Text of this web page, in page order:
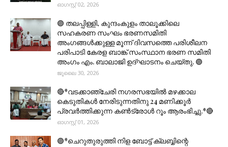
ഓഗസ്റ്റ് 02, 2026
🟣 തലപ്പിള്ളി, കുന്ദംകുളം താലൂക്കിലെ
സഹകരണ സംഘം ഭരണസമിതി
അംഗങ്ങൾക്കുള്ള മൂന്ന് ദിവസത്തെ പരിശീലന
പരിപാടി കേരള ബാങ്ക് സംസ്ഥാന ഭരണ സമിതി
അംഗം എം. ബാലാജി ഉദ്ഘാടനം ചെയ്തു. 🟣
ജൂലൈ 30, 2026
🔴*വടക്കാഞ്ചേരി നഗരസഭയിൽ മഴക്കാല
കെടുതികൾ നേരിടുന്നതിനു 24 മണിക്കൂർ
പ്രവർത്തിക്കുന്ന കൺട്രോൾ റൂം ആരംഭിച്ചു.*🔴
ഓഗസ്റ്റ് 01, 2026
🟣*ചെറുതുരുത്തി നിള ബോട്ട് ക്ലബ്ബിന്റെ